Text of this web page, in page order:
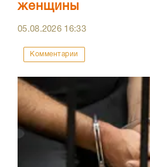
женщины
05.08.2026 16:33
Комментарии